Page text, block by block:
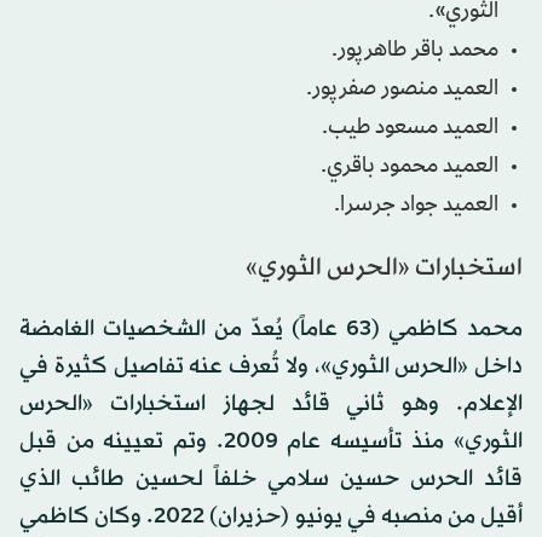
الثوري».
محمد باقر طاهرپور.
العميد منصور صفرپور.
العميد مسعود طيب.
العمید محمود باقري.
العميد جواد جرسرا.
استخبارات «الحرس الثوري»
محمد كاظمي (63 عاماً) يُعدّ من الشخصيات الغامضة
داخل «الحرس الثوري»، ولا تُعرف عنه تفاصيل كثيرة في
الإعلام. وهو ثاني قائد لجهاز استخبارات «الحرس
الثوري» منذ تأسيسه عام 2009. وتم تعيينه من قبل
قائد الحرس حسين سلامي خلفاً لحسين طائب الذي
أقيل من منصبه في يونيو (حزيران) 2022. وكان كاظمي